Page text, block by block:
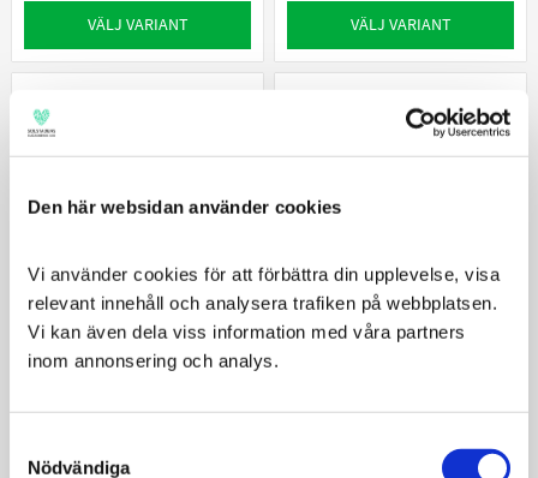
Den här websidan använder cookies
Vi använder cookies för att förbättra din upplevelse, visa
relevant innehåll och analysera trafiken på webbplatsen.
Vi kan även dela viss information med våra partners
inom annonsering och analys.
Selection
Nödvändiga
VÄLJ VARIANT VÄLJ VARIANT
Royal Canin
inflammation i mage/tarm